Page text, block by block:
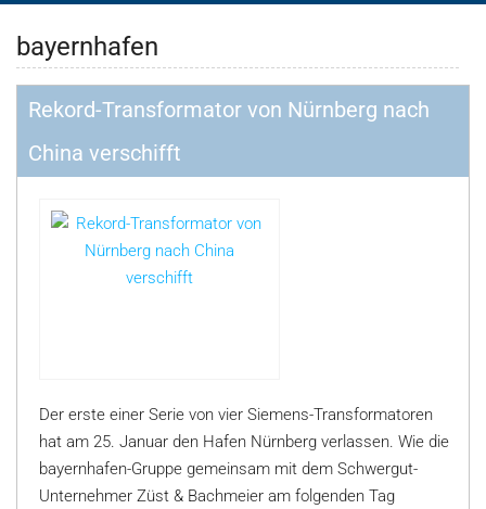
bayernhafen
Rekord-Transformator von Nürnberg nach
China verschifft
Der erste einer Serie von vier Siemens-Transformatoren
hat am 25. Januar den Hafen Nürnberg verlassen. Wie die
bayernhafen-Gruppe gemeinsam mit dem Schwergut-
Unternehmer Züst & Bachmeier am folgenden Tag